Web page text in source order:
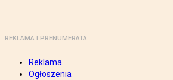
REKLAMA I PRENUMERATA
Reklama
Ogłoszenia